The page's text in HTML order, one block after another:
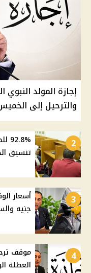
والترحيل إلى
2
تنسيق الجامعات 2026
3
جنيه والسولار
4
العطلة